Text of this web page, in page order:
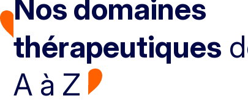
Nos domaines
thérapeutiques
A à Z